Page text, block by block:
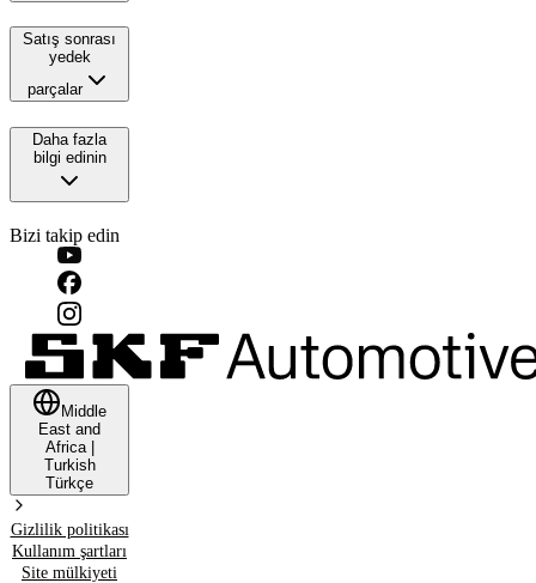
Satış sonrası
yedek
parçalar
Daha fazla
bilgi edinin
Bizi takip edin
Middle
East and
Africa|
Turkish
Türkçe
Gizlilik politikası
Kullanım şartları
Site mülkiyeti